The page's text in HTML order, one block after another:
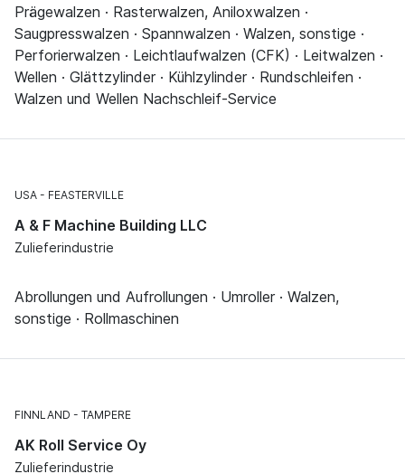
Prägewalzen · Rasterwalzen, Aniloxwalzen ·
Saugpresswalzen · Spannwalzen · Walzen, sonstige ·
Perforierwalzen · Leichtlaufwalzen (CFK) · Leitwalzen ·
Wellen · Glättzylinder · Kühlzylinder · Rundschleifen ·
Walzen und Wellen Nachschleif-Service
USA FEASTERVILLE
A & F Machine Building LLC
Zulieferindustrie
Abrollungen und Aufrollungen · Umroller · Walzen,
sonstige · Rollmaschinen
FINNLAND TAMPERE
AK Roll Service Oy
Zulieferindustrie